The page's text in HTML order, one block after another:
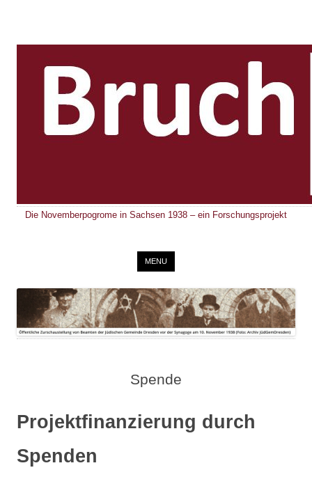
Die Novemberpogrome in Sachsen 1938 – ein Forschungsprojekt
MENU
Spende
Projektfinanzierung durch
Spenden